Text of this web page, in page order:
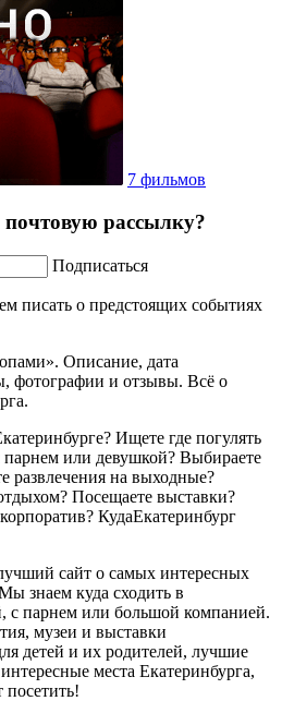
7 фильмов
рассылку?
Подписаться
писать о предстоящих событиях
Описание, дата
фотографии и отзывы. Всё о
Ищете где погулять
парнем или девушкой? Выбираете
развлечения на выходные?
Посещаете выставки?
КудаЕкатеринбург
сайт о самых интересных
знаем куда сходить в
с парнем или большой компанией.
музеи и выставки
детей и их родителей, лучшие
места Екатеринбурга,
посетить!